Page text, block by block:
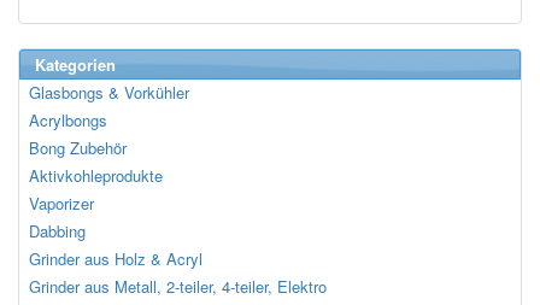
Kategorien
Glasbongs & Vorkühler
Acrylbongs
Bong Zubehör
Aktivkohleprodukte
Vaporizer
Dabbing
Grinder aus Holz & Acryl
Grinder aus Metall, 2-teiler, 4-teiler, Elektro